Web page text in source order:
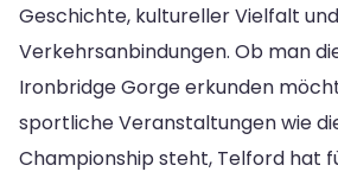
Geschichte, kultureller Vielfalt
Verkehrsanbindungen. Ob man
Ironbridge Gorge erkunden
sportliche Veranstaltungen wie
Championship steht, Telford hat